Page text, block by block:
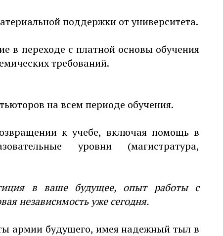
поддержки от университета.
в переходе с платной основы обучения
требований.
на всем периоде обучения.
к учебе, включая помощь в
уровни (магистратура,
в ваше будущее, опыт работы с
независимость уже сегодня.
армии будущего, имея надежный тыл в